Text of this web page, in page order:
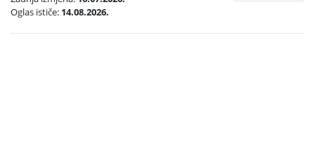
Oglas ističe: 14.08.2026.